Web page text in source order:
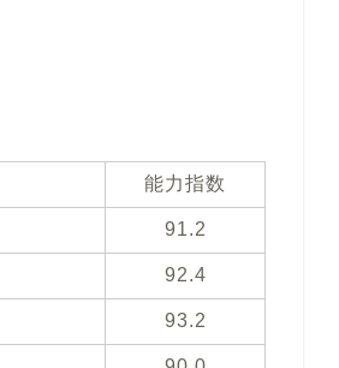
能力指数
91.2
92.4
93.2